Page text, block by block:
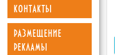
контакты
размещение
рекламы